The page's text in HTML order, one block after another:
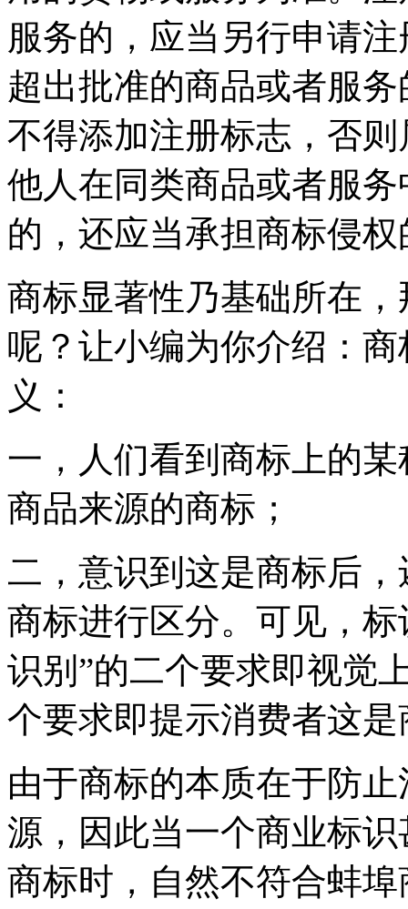
服务的，应当另行申请
超出批准的商品或者服
不得添加注册标志，否
他人在同类商品或者服
的，还应当承担商标侵
商标显著性乃基础所在
呢？让小编为你介绍：
义：
一，人们看到商标上的
商品来源的商标；
二，意识到这是商标后
商标进行区分。可见，
识别”的二个要求即视觉
个要求即提示消费者这是
由于商标的本质在于防
源，因此当一个商业标
商标时，自然不符合蚌